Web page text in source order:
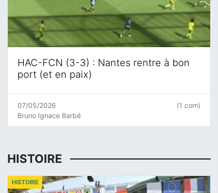
HAC-FCN (3-3) : Nantes rentre à bon
port (et en paix)
07/05/2026
Bruno Ignace Barbé
(1 com)
HISTOIRE
HISTOIRE